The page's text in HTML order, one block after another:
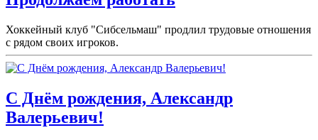
Хоккейный клуб "Сибсельмаш" продлил трудовые отношения
с рядом своих игроков.
С Днём рождения, Александр
Валерьевич!